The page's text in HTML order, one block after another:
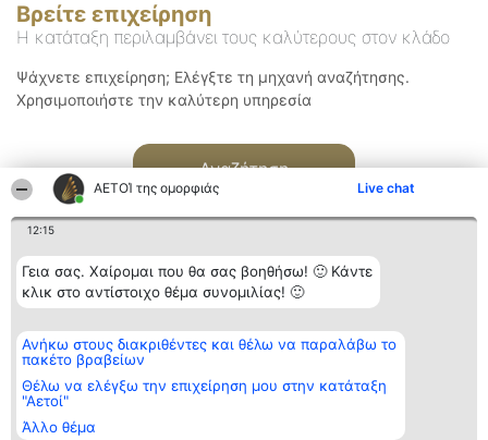
ΑΕΤΟΊ της ομορφιάς Live chat
12:15
Γεια σας. Χαίρομαι που θα σας βοηθήσω! 🙂 Κάντε
κλικ στο αντίστοιχο θέμα συνομιλίας! 🙂
Ανήκω στους διακριθέντες και θέλω να παραλάβω το
πακέτο βραβείων
Θέλω να ελέγξω την επιχείρηση μου στην κατάταξη
"Αετοί"
Άλλο θέμα
Βρείτε επιχείρηση
Η κατάταξη περιλαμβάνει τους καλύτερους στον κλάδο
Ψάχνετε επιχείρηση; Ελέγξτε τη μηχανή αναζήτησης.
Χρησιμοποιήστε την καλύτερη υπηρεσία
Αναζήτηση
Διοργανωτής της
κατάταξης
BEAUTIFUL COMPANY
ΤΗΛ. ΕΠΙΚΟΙΝΩΝΙΑΣ:
2104128019
email:
Κατάταξη
Διακριθέντες
των
διακριθέντων
Επικοινωνία
Επικοινωνία